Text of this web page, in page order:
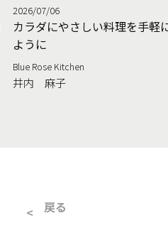
2026/07/06
カラダにやさしい料理を手軽
ように
Blue Rose Kitchen
井内 麻子
戻る